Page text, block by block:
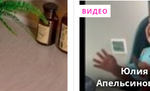
ВИДЕО
Юлия